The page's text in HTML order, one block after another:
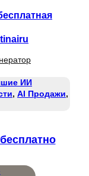
ИИ
, AI Продажи